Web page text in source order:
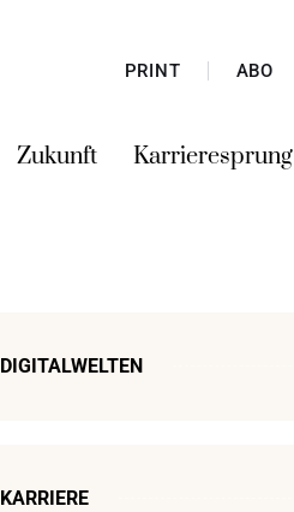
PRINT ABO
Zukunft Karrieresprung
DIGITALWELTEN
KARRIERE